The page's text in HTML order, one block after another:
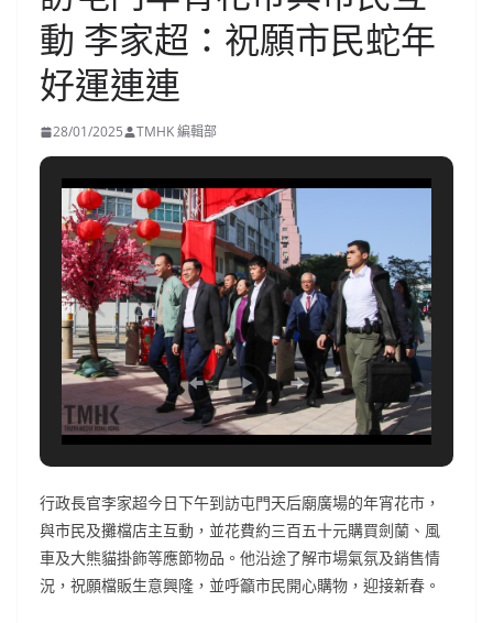
動 李家超：祝願市民蛇年
好運連連
28/01/2025 TMHK 編輯部
行政長官李家超今日下午到訪屯門天后廟廣場的年宵花市，
與市民及攤檔店主互動，並花費約三百五十元購買劍蘭、風
車及大熊貓掛飾等應節物品。他沿途了解市場氣氛及銷售情
況，祝願檔販生意興隆，並呼籲市民開心購物，迎接新春。